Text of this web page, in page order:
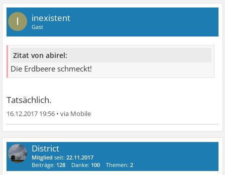
I inexistent
Gast
Zitat von abirel:
Die Erdbeere schmeckt!
Tatsächlich.
16.12.2017 19:56 •
District
Mitglied seit:22.11.2017
Beiträge: 128 Danke: 100 Themen:2